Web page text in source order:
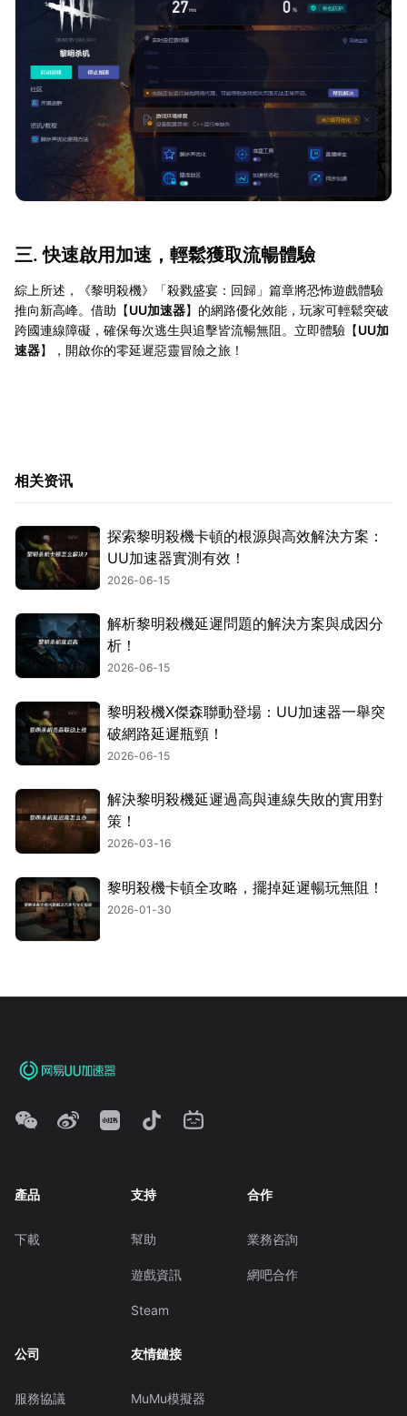
三. 快速啟用加速，輕鬆獲取流暢體驗
綜上所述，《黎明殺機》「殺戮盛宴：回歸」篇章將恐怖遊戲體驗
推向新高峰。借助【UU加速器】的網路優化效能，玩家可輕鬆突破
跨國連線障礙，確保每次逃生與追擊皆流暢無阻。立即體驗【UU加
速器】，開啟你的零延遲惡靈冒險之旅！
相关资讯
探索黎明殺機卡頓的根源與高效解決方案：
UU加速器實測有效！
2026-06-15
解析黎明殺機延遲問題的解決方案與成因分
析！
2026-06-15
黎明殺機X傑森聯動登場：UU加速器一舉突
破網路延遲瓶頸！
2026-06-15
解決黎明殺機延遲過高與連線失敗的實用對
策！
2026-03-16
黎明殺機卡頓全攻略，擺掉延遲暢玩無阻！
2026-01-30
產品
下載
支持
幫助
遊戲資訊
Steam
合作
業務咨詢
網吧合作
公司
服務協議
友情鏈接
MuMu模擬器